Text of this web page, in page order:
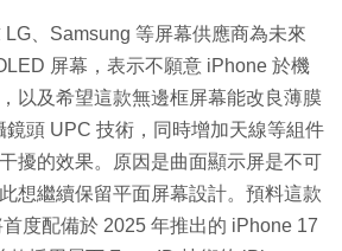
間
、Samsung 等屏幕供應商為未來
屏幕，表示不願意 iPhone 於機
以及希望這款無邊框屏幕能改良薄膜
鏡頭 UPC 技術，同時增加天線等組件
擾的效果。原因是曲面顯示屏是不可
想繼續保留平面屏幕設計。預料這款
度配備於 2025 年推出的 iPhone 17